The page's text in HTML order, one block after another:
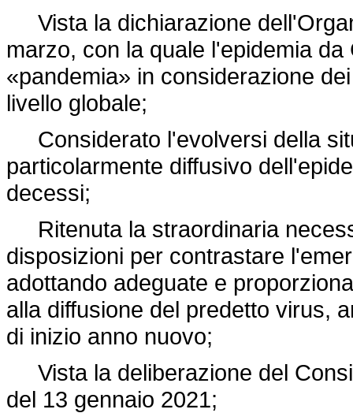
Vista la dichiarazione
marzo, con la quale l'epidemia
«pandemia» in considerazione
livello globale;
Considerato l'evolversi della
particolarmente diffusivo
decessi;
Ritenuta la straordinaria
disposizioni per contrastare
adottando adeguate e
alla diffusione del predetto virus,
di inizio anno nuovo;
Vista la deliberazione del
del 13 gennaio 2021;